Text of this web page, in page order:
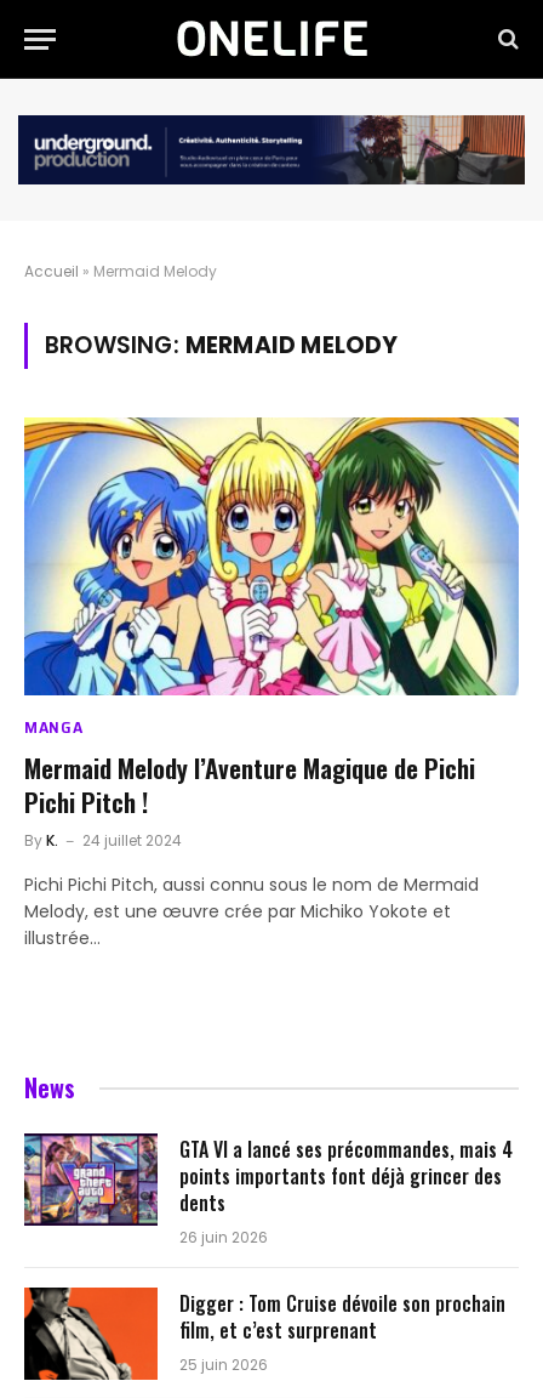
Accueil » Mermaid Melody
BROWSING: MERMAID MELODY
MANGA
Mermaid Melody l’Aventure Magique de Pichi
Pichi Pitch !
ByK. 24 juillet 2024
Pichi Pichi Pitch, aussi connu sous le nom de Mermaid
Melody, est une œuvre crée par Michiko Yokote et
illustrée…
News
GTA VI a lancé ses précommandes, mais 4
points importants font déjà grincer des
dents
26 juin 2026
Digger : Tom Cruise dévoile son prochain
film, et c’est surprenant
25 juin 2026